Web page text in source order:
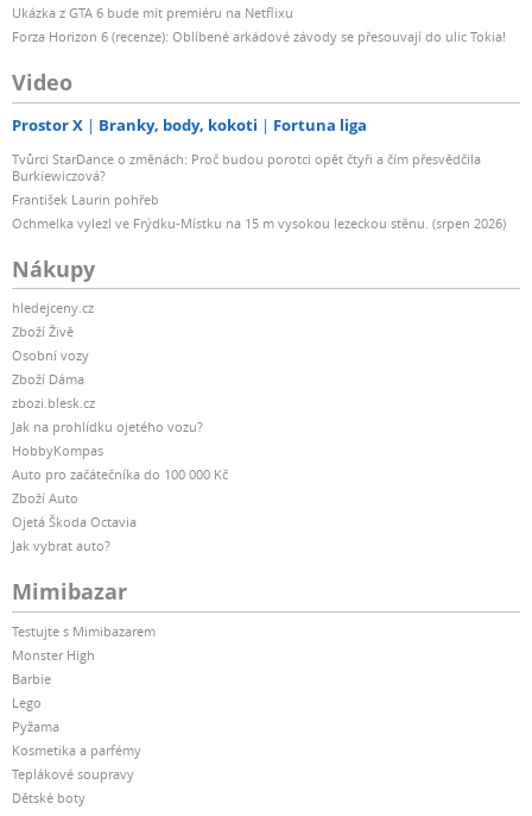
Ukázka z GTA 6 bude mít premiéru na Netflixu
Forza Horizon 6 (recenze): Oblíbené arkádové závody se přesouvají do ulic Tokia!
Video
Prostor X Branky, body, kokoti Fortuna liga
Tvůrci StarDance o změnách: Proč budou porotci opět čtyři a čím přesvědčila
Burkiewiczová?
František Laurin pohřeb
Ochmelka vylezl ve Frýdku-Místku na 15 m vysokou lezeckou stěnu. (srpen 2026)
Nákupy
hledejceny.cz
Zboží Živě
Osobní vozy
Zboží Dáma
zbozi.blesk.cz
Jak na prohlídku ojetého vozu?
HobbyKompas
Auto pro začátečníka do 100 000 Kč
Zboží Auto
Ojetá Škoda Octavia
Jak vybrat auto?
Mimibazar
Testujte s Mimibazarem
Monster High
Barbie
Lego
Pyžama
Kosmetika a parfémy
Teplákové soupravy
Dětské boty